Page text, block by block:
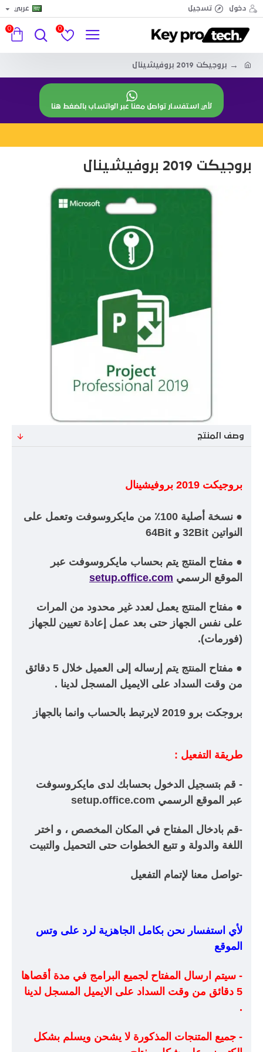
دخول تسجيل عربي
0
0
بروجيكت 2019 بروفيشينال
لأي استفسار تواصل معنا عبر الواتساب بالضغط هنا
بروجيكت 2019 بروفيشينال
وصف المنتج
بروجيكت 2019 بروفيشينال
● نسخة أصلية 100٪ من مايكروسوفت وتعمل على
النواتين 32Bit و 64Bit
● مفتاح المنتج يتم بحساب مايكروسوفت عبر
الموقع الرسمي setup.office.com
● مفتاح المنتج يعمل لعدد غير محدود من المرات
على نفس الجهاز حتى بعد عمل إعادة تعيين للجهاز
(فورمات).
● مفتاح المنتج يتم إرساله إلى العميل خلال
5 دقائق
من وقت السداد على الايميل المسجل لدينا .
بروجكت برو 2019 لايرتبط بالحساب وانما بالجهاز
طريقة التفعيل :
- قم بتسجيل الدخول بحسابك لدى مايكروسوفت
عبر الموقع الرسمي setup.office.com
-قم بادخال المفتاح في المكان المخصص ، و اختر
اللغة والدولة و تتبع الخطوات حتى التحميل والتبيت
-تواصل معنا لإتمام التفعيل
لأي استفسار نحن بكامل الجاهزية لرد على وتس
الموقع
- سيتم ارسال المفتاح لجميع البرامج في مدة أقصاها
5 دقائق من وقت السداد على الايميل المسجل لدينا
.
- جميع المتنجات المذكورة لا يشحن ويسلم بشكل